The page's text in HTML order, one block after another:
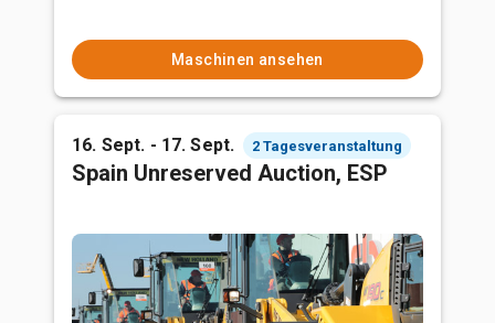
Maschinen ansehen
16. Sept. - 17. Sept. 2 Tagesveranstaltung
Spain Unreserved Auction, ESP